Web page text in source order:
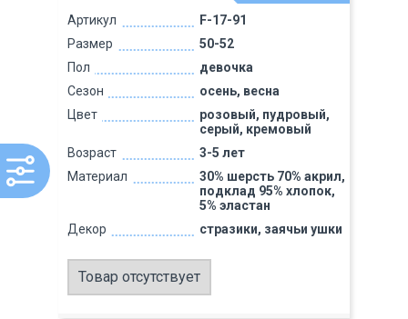
Артикул
F-17-91
Размер
50-52
Пол
девочка
Сезон
осень, весна
Цвет
розовый, пудровый,
серый, кремовый
Возраст
3-5 лет
Материал
30% шерсть 70% акрил,
подклад 95% хлопок,
5% эластан
Декор
стразики, заячьи ушки
Товар отсутствует